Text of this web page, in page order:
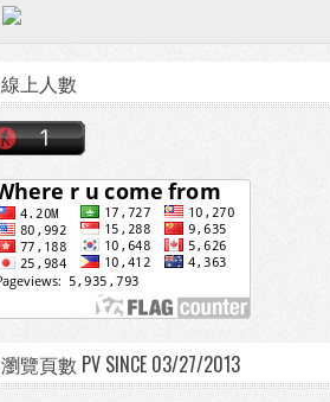
線上人數
瀏覽頁數 PV SINCE 03/27/2013